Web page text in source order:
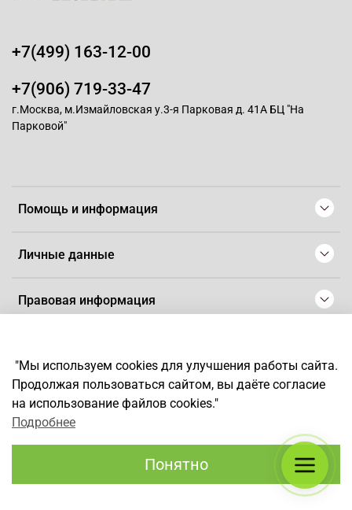
Помощь и информация
Личные данные
Правовая информация
+7(499) 163-12-00
+7(906) 719-33-47
г.Москва, м.Измайловская у.3-я Парковая д. 41А БЦ "На
Парковой"
*Любое использование контента без письменного разрешения
запрещено
"Мы используем cookies для улучшения работы сайта.
Продолжая пользоваться сайтом, вы даёте согласие
на использование файлов cookies."
Подробнее
Понятно